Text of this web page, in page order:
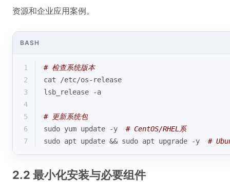
资源和企业应用案例。
BASH
1
# 检查系统版本
2
cat /etc/os-release
3
lsb_release -a
4
5
# 更新系统包
6
sudo yum update -y # CentOS/RHEL系
7
sudo apt update && sudo apt upgrade -y #
2.2 最小化安装与必要组件